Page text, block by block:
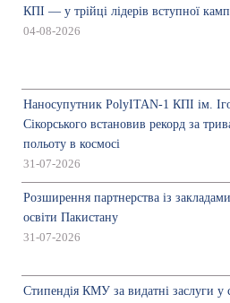
КПІ — у трійці лідерів вступної
04-08-2026
Наносупутник PolyITAN-1 КПІ ім.
Сікорського встановив рекорд за
польоту в космосі
31-07-2026
Розширення партнерства із
освіти Пакистану
31-07-2026
Стипендія КМУ за видатні заслуги у